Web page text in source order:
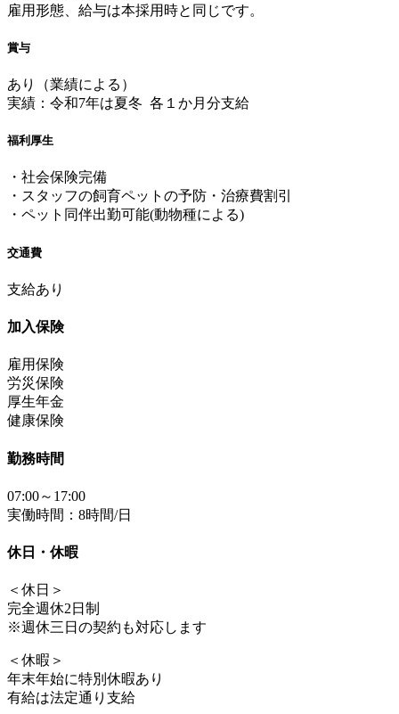
雇用形態、給与は本採用時と同じです。
賞与
あり（業績による）
実績：令和7年は夏冬 各１か月分支給
福利厚生
・社会保険完備
・スタッフの飼育ペットの予防・治療費割引
・ペット同伴出勤可能(動物種による)
交通費
支給あり
加入保険
雇用保険
労災保険
厚生年金
健康保険
勤務時間
07:00～17:00
実働時間：8時間/日
休日・休暇
＜休日＞
完全週休2日制
※週休三日の契約も対応します
＜休暇＞
年末年始に特別休暇あり
有給は法定通り支給